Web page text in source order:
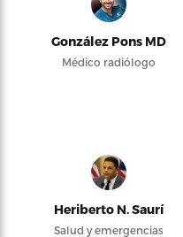
González Pons MD
Médico radiólogo
Heriberto N. Saurí
Salud y emergencias